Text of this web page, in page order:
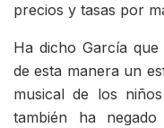
precios y tasas por
Ha dicho García
de esta manera un
musical de los
también ha